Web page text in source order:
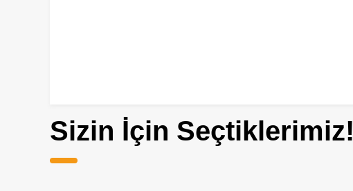
Sizin İçin Seçtiklerimiz!